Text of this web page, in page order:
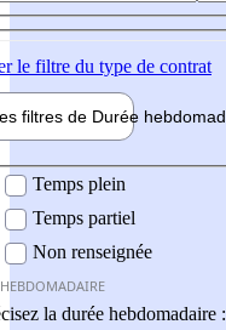
le filtre du type de contrat
filtres de Durée hebdo
Temps plein
Temps partiel
Non renseignée
la durée hebdomadaire :